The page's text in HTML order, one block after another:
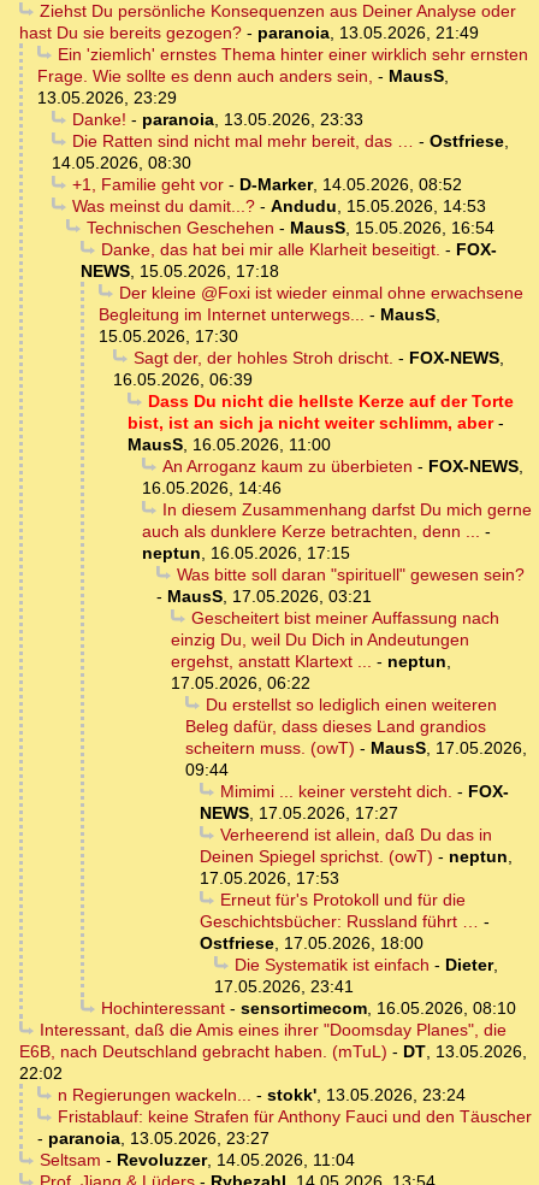
Ziehst Du persönliche Konsequenzen aus Deiner Analyse oder
hast Du sie bereits gezogen? - paranoia, 13.05.2026, 21:49
Ein 'ziemlich' ernstes Thema hinter einer wirklich sehr ernsten
Frage. Wie sollte es denn auch anders sein, - MausS,
13.05.2026, 23:29
Danke! - paranoia, 13.05.2026, 23:33
Die Ratten sind nicht mal mehr bereit, das … - Ostfriese,
14.05.2026, 08:30
+1, Familie geht vor- D-Marker, 14.05.2026, 08:52
Was meinst du damit...?- Andudu, 15.05.2026, 14:53
Technischen Geschehen - MausS, 15.05.2026, 16:54
Danke, das hat bei mir alle Klarheit beseitigt. - FOX-
NEWS, 15.05.2026, 17:18
Der kleine @Foxi ist wieder einmal ohne erwachsene
Begleitung im Internet unterwegs... - MausS,
15.05.2026, 17:30
Sagt der, der hohles Stroh drischt. - FOX-NEWS,
16.05.2026, 06:39
Dass Du nicht die hellste Kerze auf der Torte
bist, ist an sich ja nicht weiter schlimm, aber-
MausS, 16.05.2026, 11:00
An Arroganz kaum zu überbieten - FOX-NEWS,
16.05.2026, 14:46
In diesem Zusammenhang darfst Du mich gerne
auch als dunklere Kerze betrachten, denn ... -
neptun, 16.05.2026, 17:15
Was bitte soll daran "spirituell" gewesen sein?
- MausS, 17.05.2026, 03:21
Gescheitert bist meiner Auffassung nach
einzig Du, weil Du Dich in Andeutungen
ergehst, anstatt Klartext ... - neptun,
17.05.2026, 06:22
Du erstellst so lediglich einen weiteren
Beleg dafür, dass dieses Land grandios
scheitern muss. (owT) - MausS, 17.05.2026,
09:44
Mimimi ... keiner versteht dich. - FOX-
NEWS, 17.05.2026, 17:27
Verheerend ist allein, daß Du das in
Deinen Spiegel sprichst. (owT) - neptun,
17.05.2026, 17:53
Erneut für's Protokoll und für die
Geschichtsbücher: Russland führt … -
Ostfriese, 17.05.2026, 18:00
Die Systematik ist einfach - Dieter,
17.05.2026, 23:41
Hochinteressant- sensortimecom, 16.05.2026, 08:10
Interessant, daß die Amis eines ihrer "Doomsday Planes", die
E6B, nach Deutschland gebracht haben. (mTuL) - DT, 13.05.2026,
22:02
n Regierungen wackeln... - stokk', 13.05.2026, 23:24
Fristablauf: keine Strafen für Anthony Fauci und den Täuscher
- paranoia, 13.05.2026, 23:27
Seltsam - Revoluzzer, 14.05.2026, 11:04